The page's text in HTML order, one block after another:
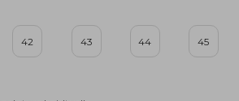
42 43 44 45